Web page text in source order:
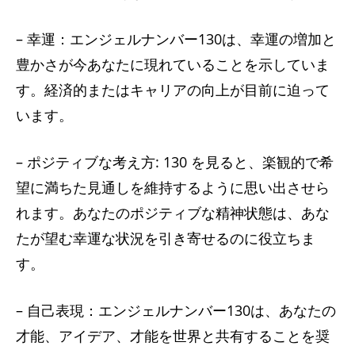
– 幸運：エンジェルナンバー130は、幸運の増加と
豊かさが今あなたに現れていることを示していま
す。経済的またはキャリアの向上が目前に迫って
います。
– ポジティブな考え方: 130 を見ると、楽観的で希
望に満ちた見通しを維持するように思い出させら
れます。あなたのポジティブな精神状態は、あな
たが望む幸運な状況を引き寄せるのに役立ちま
す。
– 自己表現：エンジェルナンバー130は、あなたの
才能、アイデア、才能を世界と共有することを奨